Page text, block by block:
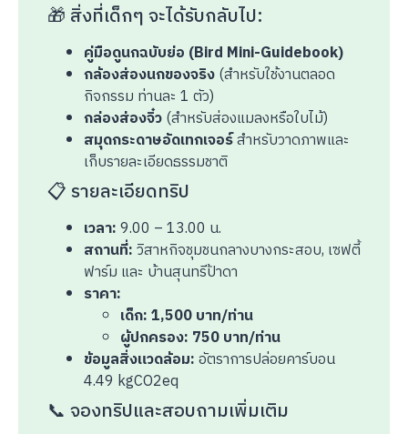
🎁 สิ่งที่เด็กๆ จะได้รับกลับไป:
คู่มือดูนกฉบับย่อ (Bird Mini-Guidebook)
กล้องส่องนกของจริง(สำหรับใช้งานตลอด
กิจกรรม ท่านละ 1 ตัว)
กล่องส่องจิ๋ว(สำหรับส่องแมลงหรือใบไม้)
สมุดกระดาษอัดเทกเจอร์สำหรับวาดภาพและ
เก็บรายละเอียดธรรมชาติ
📋 รายละเอียดทริป
เวลา:9.00 – 13.00 น.
สถานที่:วิสาหกิจชุมชนกลางบางกระสอบ, เซฟตี้
ฟาร์ม และ บ้านสุนทรีป้าดา
ราคา:
เด็ก: 1,500 บาท/ท่าน
ผู้ปกครอง: 750 บาท/ท่าน
ข้อมูลสิ่งแวดล้อม:อัตราการปล่อยคาร์บอน
4.49 kgCO2eq
📞 จองทริปและสอบถามเพิ่มเติม